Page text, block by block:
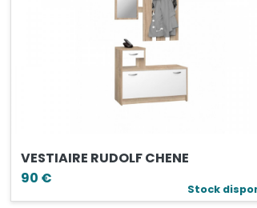
VESTIAIRE RUDOLF CHENE
90 €
Stock